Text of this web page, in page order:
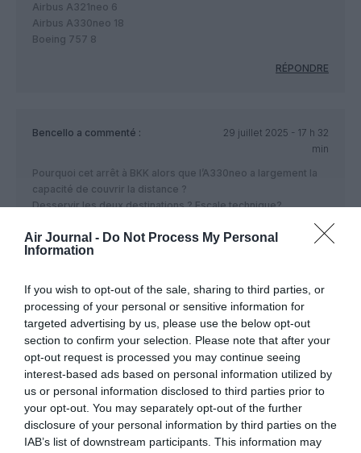
Air Journal - Do Not Process My Personal
Information
If you wish to opt-out of the sale, sharing to third parties, or
processing of your personal or sensitive information for
targeted advertising by us, please use the below opt-out
section to confirm your selection. Please note that after your
opt-out request is processed you may continue seeing
interest-based ads based on personal information utilized by
us or personal information disclosed to third parties prior to
your opt-out. You may separately opt-out of the further
disclosure of your personal information by third parties on the
IAB’s list of downstream participants. This information may
Airbus A321neo 6
Airbus A330neo 18
Boeing 757 8
RÉPONDRE
Bencello a commenté :
29 juillet 2025 - 17 h 32
min
Pourquoi cet arrêt à BKK alors que l’A330neo a largement la
capacité de couvrir la distance ?
Desservir les deux destinations ? Escale technique?…
RÉPONDRE
noma commenté :
29 juillet 2025 - 18 h
03 min
au retour complet PAX pas sur avec les problèmes
RÉPONDRE